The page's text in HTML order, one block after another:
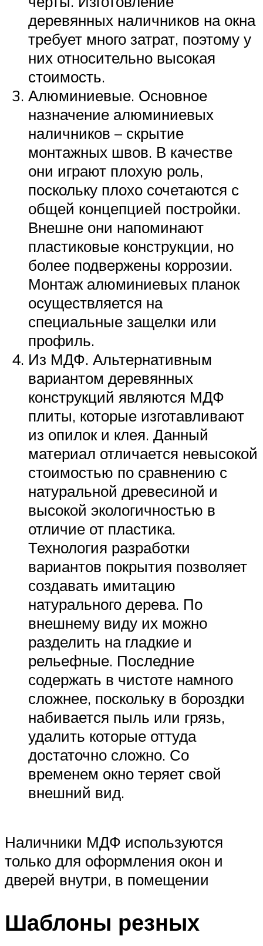
деревянных наличников на окна
требует много затрат, поэтому у
них относительно высокая
стоимость.
Алюминиевые. Основное
назначение алюминиевых
наличников – скрытие
монтажных швов. В качестве
они играют плохую роль,
поскольку плохо сочетаются с
общей концепцией постройки.
Внешне они напоминают
пластиковые конструкции, но
более подвержены коррозии.
Монтаж алюминиевых планок
осуществляется на
специальные защелки или
профиль.
Из МДФ. Альтернативным
вариантом деревянных
конструкций являются МДФ
плиты, которые изготавливают
из опилок и клея. Данный
материал отличается невысокой
стоимостью по сравнению с
натуральной древесиной и
высокой экологичностью в
отличие от пластика.
Технология разработки
вариантов покрытия позволяет
создавать имитацию
натурального дерева. По
внешнему виду их можно
разделить на гладкие и
рельефные. Последние
содержать в чистоте намного
сложнее, поскольку в бороздки
набивается пыль или грязь,
удалить которые оттуда
достаточно сложно. Со
временем окно теряет свой
внешний вид.
Наличники МДФ используются
только для оформления окон и
дверей внутри, в помещении
Шаблоны резных